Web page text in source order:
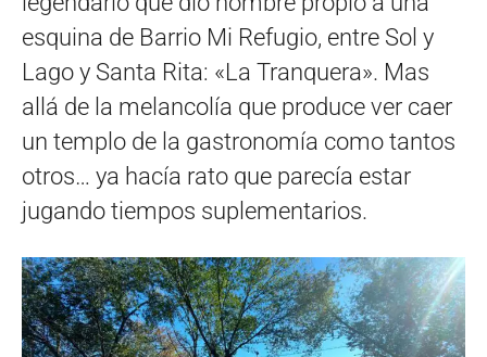
esquina de Barrio Mi Refugio, entre Sol y
Lago y Santa Rita: «La Tranquera». Mas
allá de la melancolía que produce ver caer
un templo de la gastronomía como tantos
otros… ya hacía rato que parecía estar
jugando tiempos suplementarios.